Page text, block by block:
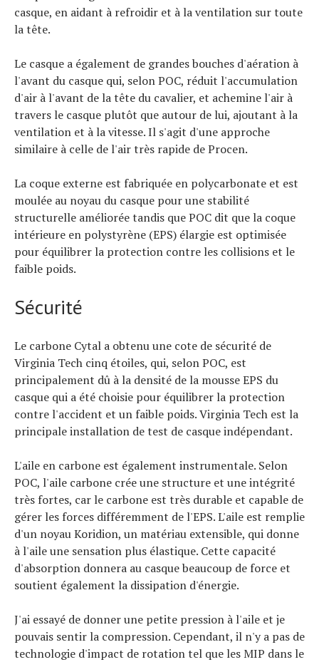
casque, en aidant à refroidir et à la ventilation sur toute
la tête.
Le casque a également de grandes bouches d'aération à
l'avant du casque qui, selon POC, réduit l'accumulation
d'air à l'avant de la tête du cavalier, et achemine l'air à
travers le casque plutôt que autour de lui, ajoutant à la
ventilation et à la vitesse. Il s'agit d'une approche
similaire à celle de l'air très rapide de Procen.
La coque externe est fabriquée en polycarbonate et est
moulée au noyau du casque pour une stabilité
structurelle améliorée tandis que POC dit que la coque
intérieure en polystyrène (EPS) élargie est optimisée
pour équilibrer la protection contre les collisions et le
faible poids.
Sécurité
Le carbone Cytal a obtenu une cote de sécurité de
Virginia Tech cinq étoiles, qui, selon POC, est
principalement dû à la densité de la mousse EPS du
casque qui a été choisie pour équilibrer la protection
contre l'accident et un faible poids. Virginia Tech est la
principale installation de test de casque indépendant.
L'aile en carbone est également instrumentale. Selon
POC, l'aile carbone crée une structure et une intégrité
très fortes, car le carbone est très durable et capable de
gérer les forces différemment de l'EPS. L'aile est remplie
d'un noyau Koridion, un matériau extensible, qui donne
à l'aile une sensation plus élastique. Cette capacité
d'absorption donnera au casque beaucoup de force et
soutient également la dissipation d'énergie.
J'ai essayé de donner une petite pression à l'aile et je
pouvais sentir la compression. Cependant, il n'y a pas de
technologie d'impact de rotation tel que les MIP dans le
Technologies
Tests de produits
Conseils
Tendances
Tous nos articles
À propos